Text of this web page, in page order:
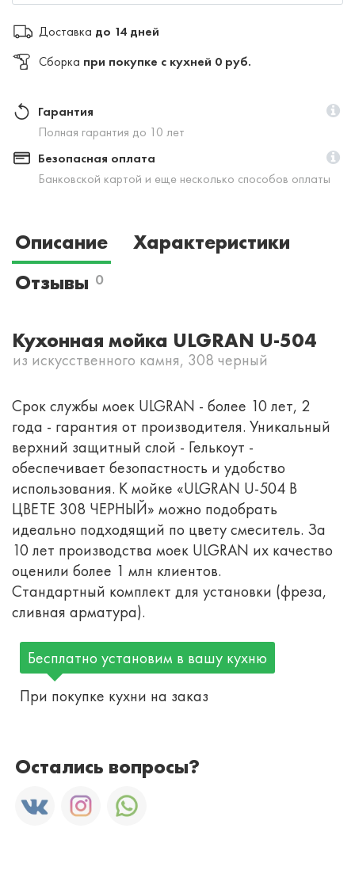
Доставка до 14 дней
Сборка при покупке с кухней 0 руб.
Гарантия
Полная гарантия до 10 лет
Безопасная оплата
Банковской картой и еще несколько способов оплаты
Описание
Характеристики
Отзывы 0
Кухонная мойка ULGRAN U-504
из искусственного камня, 308 черный
Срок службы моек ULGRAN - более 10 лет, 2
года - гарантия от производителя. Уникальный
верхний защитный слой - Гелькоут -
обеспечивает безопастность и удобство
использования. К мойке «ULGRAN U-504 В
ЦВЕТЕ 308 ЧЕРНЫЙ» можно подобрать
идеально подходящий по цвету смеситель. За
10 лет производства моек ULGRAN их качество
оценили более 1 млн клиентов.
Стандартный комплект для установки (фреза,
сливная арматура).
Бесплатно установим в вашу кухню
При покупке кухни на заказ
Остались вопросы?